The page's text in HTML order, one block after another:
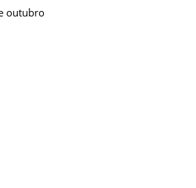
outubro